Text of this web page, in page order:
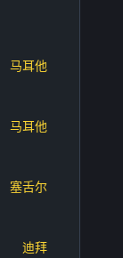
马耳他
马耳他
塞舌尔
迪拜